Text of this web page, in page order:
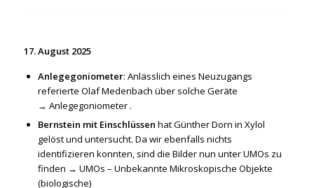
17. August 2025
Anlegegoniometer: Anlässlich eines Neuzugangs
referierte Olaf Medenbach über solche Geräte
→ Anlegegoniometer.
Bernstein mit Einschlüssen hat Günther Dorn in Xylol
gelöst und untersucht. Da wir ebenfalls nichts
identifizieren konnten, sind die Bilder nun unter UMOs zu
finden → UMOs – Unbekannte Mikroskopische Objekte
(biologische)